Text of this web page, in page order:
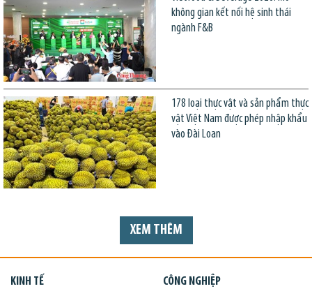
không gian kết nối hệ sinh thái
ngành F&B
178 loại thực vật và sản phẩm thực
vật Việt Nam được phép nhập khẩu
vào Đài Loan
XEM THÊM
KINH TẾ CÔNG NGHIỆP